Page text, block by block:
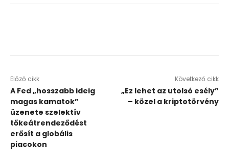
Előző cikk
A Fed „hosszabb ideig
magas kamatok”
üzenete szelektív
tőkeátrendeződést
erősít a globális
piacokon
Következő cikk
„Ez lehet az utolsó esély”
– közel a kriptotörvény